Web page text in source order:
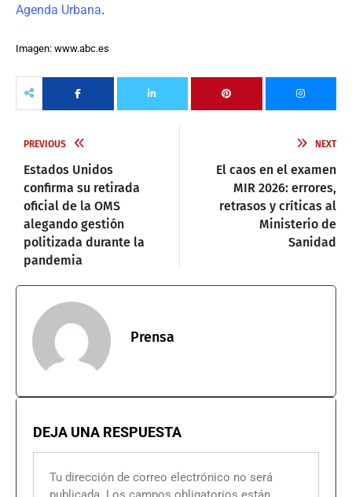
Agenda Urbana.
Imagen: www.abc.es
PREVIOUS
Estados Unidos
confirma su retirada
oficial de la OMS
alegando gestión
politizada durante la
pandemia
NEXT
El caos en el examen
MIR 2026: errores,
retrasos y críticas al
Ministerio de
Sanidad
Prensa
DEJA UNA RESPUESTA
Tu dirección de correo electrónico no será